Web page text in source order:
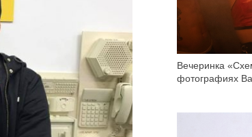
Вечеринка
фотографиях